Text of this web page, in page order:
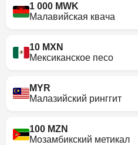
1 000 MWK
Малавийская квача
10 MXN
Мексиканское песо
MYR
Малазийский ринггит
100 MZN
Мозамбикский метикал